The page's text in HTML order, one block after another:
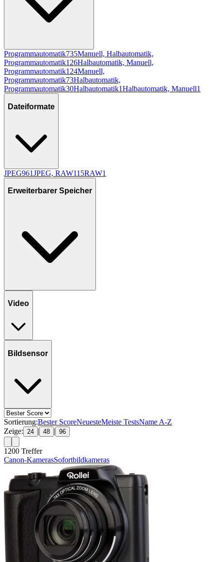
Programmautomatik735Manuell, Halbautomatik,
Programmautomatik126Halbautomatik, Manuell,
Programmautomatik124Manuell,
Programmautomatik73Halbautomatik,
Programmautomatik30Halbautomatik1Halbautomatik, Manuell1
Dateiformate
JPEG961JPEG, RAW115RAW1
Erweiterbarer Speicher
Video
Bildsensor
Sortierung:Bester ScoreNeuesteMeiste TestsName A-Z
Zeige: 24 | 48 | 96
1200 Treffer
Canon-KamerasSofortbildkameras